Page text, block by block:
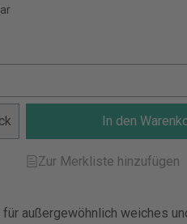
In den
Zur Merkliste hinzufügen
außergewöhnlich weiches